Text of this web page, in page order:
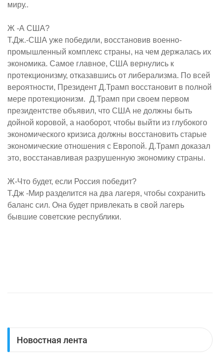
миру..
Ж -А США?
Т.Дж.-США уже победили, восстановив военно-
промышленный комплекс страны, на чем держалась их
экономика. Самое главное, США вернулись к
протекционизму, отказавшись от либерализма. По всей
вероятности, Президент Д.Трамп восстановит в полной
мере протекционизм. Д.Трамп при своем первом
президентстве объявил, что США не должны быть
дойной коровой, а наоборот, чтобы выйти из глубокого
экономического кризиса должны восстановить старые
экономические отношения с Европой. Д.Трамп доказал
это, восстанавливая разрушенную экономику страны.
Ж-Что будет, если Россия победит?
Т.Дж -Мир разделится на два лагеря, чтобы сохранить
баланс сил. Она будет привлекать в свой лагерь
бывшие советские республики.
Новостная лента